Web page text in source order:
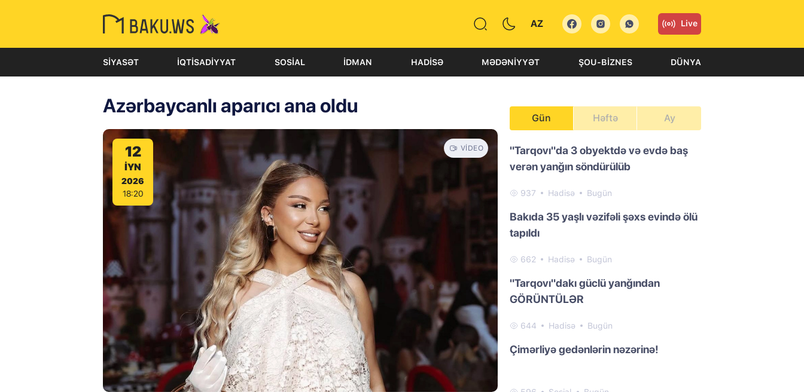
AZ Live
SIYASƏT İQTISADIYYAT SOSIAL İDMAN HADISƏ MƏDƏNIYYƏT ŞOU-BIZNES DÜNYA
Azərbaycanlı aparıcı ana oldu
12
IYN
2026
18:20
VIDEO
Gün Həftə Ay
"Tarqovı"da 3 obyektdə və evdə baş
verən yanğın söndürülüb
937 Hadisə Bugün
Bakıda 35 yaşlı vəzifəli şəxs evində ölü
tapıldı
662 Hadisə Bugün
"Tarqovı"dakı güclü yanğından
GÖRÜNTÜLƏR
644 Hadisə Bugün
Çimərliyə gedənlərin nəzərinə!